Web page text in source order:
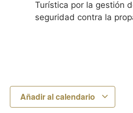
Turística por la gestión
seguridad contra la
Añadir al calendario